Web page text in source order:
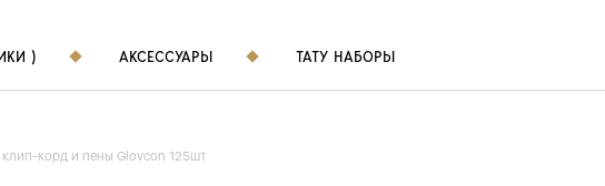
) АКСЕССУАРЫ ТАТУ НАБОРЫ
корд и пены Glovcon 125шт